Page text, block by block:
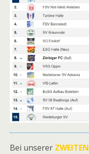
Bei unserer ZWEITEN